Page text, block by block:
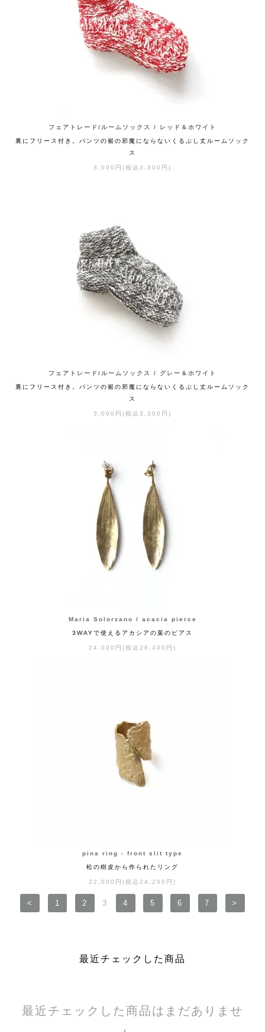
フェアトレード/ルームソックス / レッド＆ホワイト
裏にフリース付き。パンツの裾の邪魔にならないくるぶし丈ルームソック
ス
3,000円(税込3,300円)
フェアトレード/ルームソックス / グレー＆ホワイト
裏にフリース付き。パンツの裾の邪魔にならないくるぶし丈ルームソック
ス
3,000円(税込3,300円)
Maria Solorzano / acacia pierce
3WAYで使えるアカシアの葉のピアス
24,000円(税込26,400円)
pina ring - front slit type
松の樹皮から作られたリング
22,000円(税込24,200円)
< 1 2 3 4 5 6 7 >
最近チェックした商品
最近チェックした商品はまだありませ